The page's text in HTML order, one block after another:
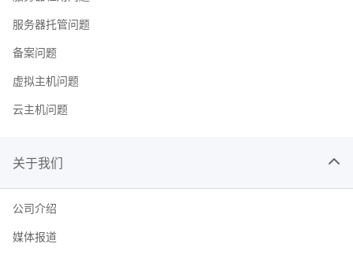
服务器托管问题
备案问题
虚拟主机问题
云主机问题
关于我们
公司介绍
媒体报道